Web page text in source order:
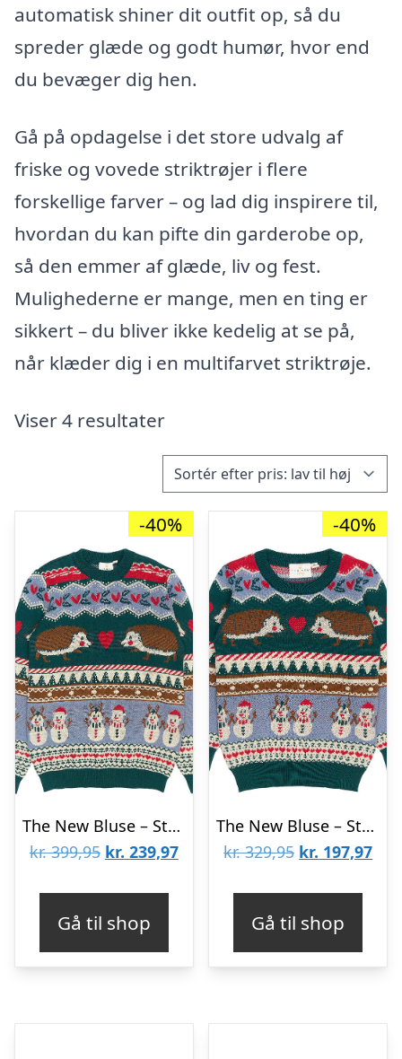
automatisk shiner dit outfit op, så du
spreder glæde og godt humør, hvor end
du bevæger dig hen.
Gå på opdagelse i det store udvalg af
friske og vovede striktrøjer i flere
forskellige farver – og lad dig inspirere til,
hvordan du kan pifte din garderobe op,
så den emmer af glæde, liv og fest.
Mulighederne er mange, men en ting er
sikkert – du bliver ikke kedelig at se på,
når klæder dig i en multifarvet striktrøje.
Viser 4 resultater
-40%
The New Bluse – Strik – TnHoliday Jacquard – Multifarvet
kr.399,95 Den
var:
kr. 399,95.
kr. 239,97Den
kr. 239,97.
Gå til shop
-40%
The New Bluse – Strik – TnstHoliday Jacquard – Multifarvet
kr.329,95 Den
var:
kr. 329,95.
kr. 197,97Den
kr.
Gå til shop